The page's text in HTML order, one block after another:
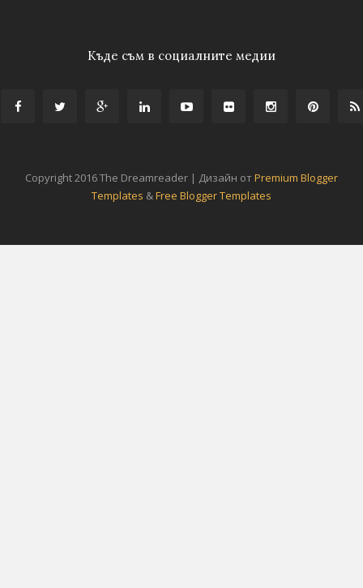
Къде съм в социалните медии
Copyright 2016 The Dreamreader | Дизайн отPremium Blogger
Templates &Free Blogger Templates